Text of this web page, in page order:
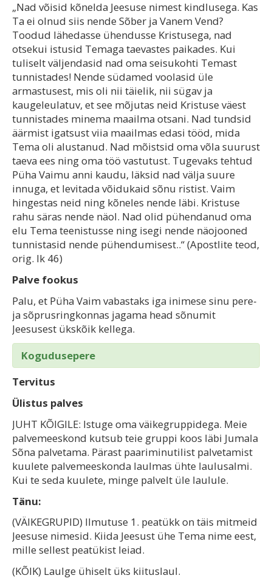
„Nad võisid kõnelda Jeesuse nimest kindlusega. Kas
Ta ei olnud siis nende Sõber ja Vanem Vend?
Toodud lähedasse ühendusse Kristusega, nad
otsekui istusid Temaga taevastes paikades. Kui
tuliselt väljendasid nad oma seisukohti Temast
tunnistades! Nende südamed voolasid üle
armastusest, mis oli nii täielik, nii sügav ja
kaugeleulatuv, et see mõjutas neid Kristuse väest
tunnistades minema maailma otsani. Nad tundsid
äärmist igatsust viia maailmas edasi tööd, mida
Tema oli alustanud. Nad mõistsid oma võla suurust
taeva ees ning oma töö vastutust. Tugevaks tehtud
Püha Vaimu anni kaudu, läksid nad välja suure
innuga, et levitada võidukaid sõnu ristist. Vaim
hingestas neid ning kõneles nende läbi. Kristuse
rahu säras nende näol. Nad olid pühendanud oma
elu Tema teenistusse ning isegi nende näojooned
tunnistasid nende pühendumisest..“ (Apostlite teod,
orig. lk 46)
Palve fookus
Palu, et Püha Vaim vabastaks iga inimese sinu pere-
ja sõprusringkonnas jagama head sõnumit
Jeesusest ükskõik kellega.
Kogudusepere
Tervitus
Ülistus palves
JUHT KÕIGILE: Istuge oma väikegruppidega. Meie
palvemeeskond kutsub teie gruppi koos läbi Jumala
Sõna palvetama. Pärast paariminutilist palvetamist
kuulete palvemeeskonda laulmas ühte laulusalmi.
Kui te seda kuulete, minge palvelt üle laulule.
Tänu:
(VÄIKEGRUPID) Ilmutuse 1. peatükk on täis mitmeid
Jeesuse nimesid. Kiida Jeesust ühe Tema nime eest,
mille sellest peatükist leiad.
(KÕIK) Laulge ühiselt üks kiituslaul.